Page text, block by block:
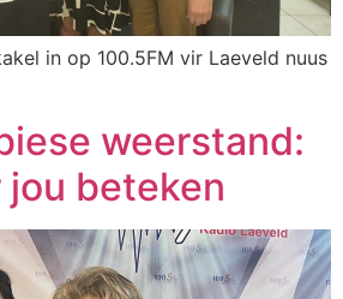
in op 100.5FM vir Laeveld nuus
weerstand:
beteken